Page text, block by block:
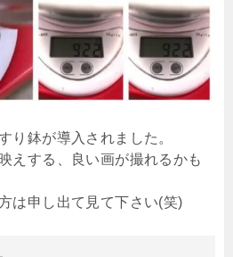
り鉢が導入されました。
えする、良い画が撮れるかも
は申し出て見て下さい(笑)